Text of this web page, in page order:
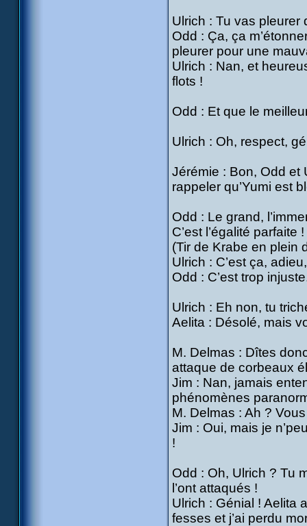
Ulrich : Tu vas pleurer
Odd : Ça, ça
pleurer pour une
Ulrich : Nan, et
flots !
Odd : Et que le
Ulrich : Oh, respect,
Jérémie : Bon, Odd et
rappeler qu’Yumi est
Odd : Le grand,
C’est l’égalité
(Tir de Krabe en plein
Ulrich : C’est ça,
Odd : C’est trop
Ulrich : Eh non, tu
Aelita : Désolé, mais
M. Delmas : Dîtes
attaque de corbeaux
Jim : Nan, jamais
phénomènes
M. Delmas : Ah ?
Jim : Oui, mais je
!
Odd : Oh, Ulrich ? Tu
l’ont attaqués !
Ulrich : Génial ! Aelita
fesses et j’ai perdu